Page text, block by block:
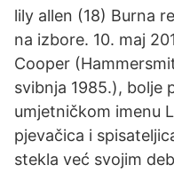
lily allen (18) Burna
na izbore. 10. maj
Cooper
svibnja 1985.), bolje
umjetničkom imenu
pjevačica i
stekla već svojim